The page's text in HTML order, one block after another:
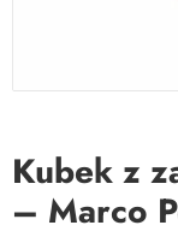
Kubek z
– Marco